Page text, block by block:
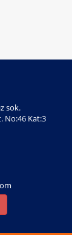
sok.
No:46 Kat:3